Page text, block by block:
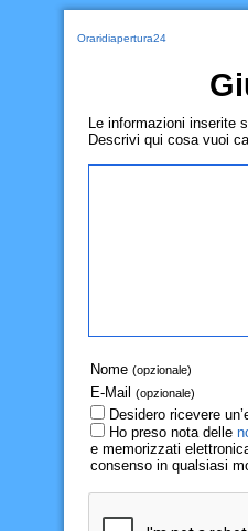
Oraridiapertura24
Le informazioni inserite
Descrivi qui cosa vuoi
Nome (opzionale)
E-Mail (opzionale)
Desidero ricevere
Ho preso nota delle
e memorizzati
consenso in qualsiasi